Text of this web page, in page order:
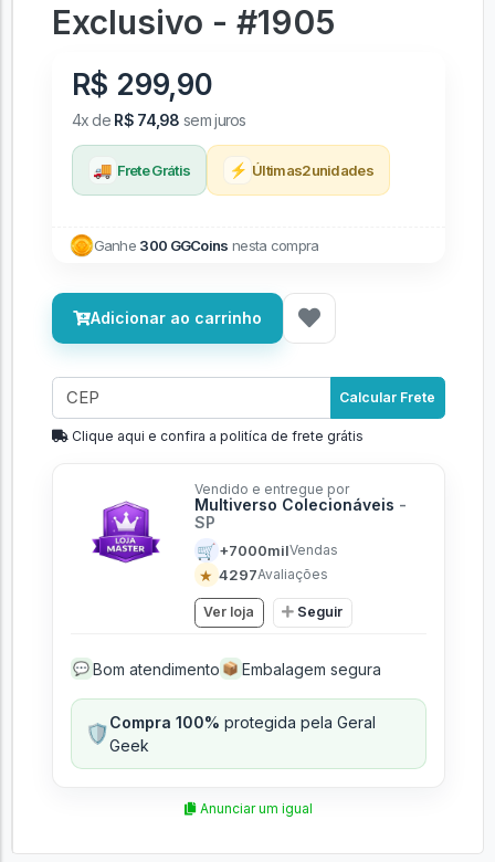
Exclusivo - #1905
R$ 299,90
4x de R$ 74,98 sem juros
🚚 Frete Grátis ⚡ Últimas2unidades
Ganhe 300 GGCoins nesta compra
Adicionar ao carrinho
Calcular Frete
Clique aqui e confira a politíca de frete grátis
Vendido e entregue por
Multiverso Colecionáveis -
SP
🛒 +7000milVendas
★ 4297Avaliações
Ver loja Seguir
💬 Bom atendimento 📦 Embalagem segura
🛡️Compra 100% protegida pela Geral
Geek
Anunciar um igual